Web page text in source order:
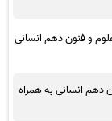
و فنون دهم انسانی
دهم انسانی به همراه